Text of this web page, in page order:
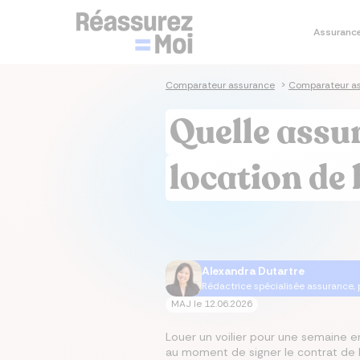
Je
Je
Je
Je
Comparateur assurance > Comparateur
Quelle
location de
Alexandra Dutartre
Rédactrice spécialisée assurance,
MAJ le 12.06.2026
Louer un voilier pour une semaine
au moment de signer le contrat